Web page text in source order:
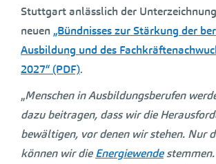
Stuttgart anlässlich der
neuen „Bündnisses zur Stärkung der
Ausbildung und des
2027“ (PDF).
„Menschen in Ausbildungsberufen
dazu beitragen, dass wir die
bewältigen, vor denen wir stehen. Nur
können wir dieEnergiewendestemmen.